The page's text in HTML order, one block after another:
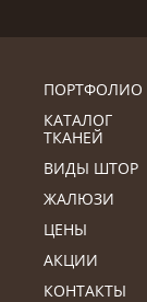
ПОРТФОЛИО
КАТАЛОГ
ТКАНЕЙ
ВИДЫ ШТОР
ЖАЛЮЗИ
ЦЕНЫ
АКЦИИ
КОНТАКТЫ